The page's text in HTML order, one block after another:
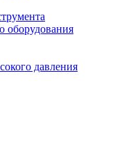
оборудования
давления